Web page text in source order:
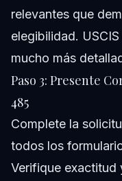
relevantes que
elegibilidad.
mucho más
Paso 3: Presente
485
Complete la
todos los
Verifique exactitud